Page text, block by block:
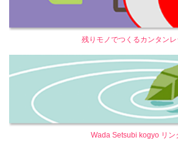
残りモノでつくるカンタン
Wada Setsubi kogyo リン